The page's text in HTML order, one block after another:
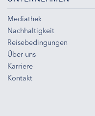
Mediathek
Nachhaltigkeit
Reisebedingungen
Über uns
Karriere
Kontakt